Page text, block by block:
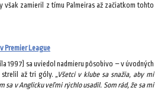
však zamieril z tímu Palmeiras až začiatkom tohto
Premier League
1997) sa uviedol nadmieru pôsobivo – v úvodných
strelil až tri góly.„Všetci v klube sa snažia, aby mi
sa v Anglicku veľmi rýchlo usadil. Som rád, že sa mi